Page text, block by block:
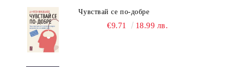
Чувствай се по-добре
€9.71 18.99 лв.